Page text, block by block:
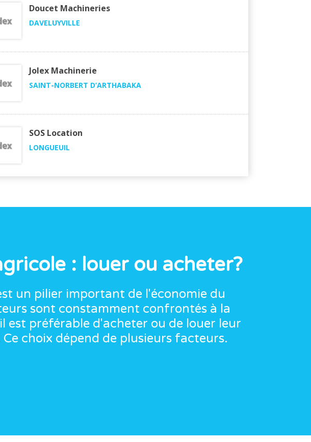
Doucet Machineries
DAVELUYVILLE
Jolex Machinerie
SAINT-NORBERT D’ARTHABAKA
SOS Location
LONGUEUIL
: louer ou acheter?
un pilier important de l'économie du
sont constamment confrontés à la
est préférable d'acheter ou de louer leur
choix dépend de plusieurs facteurs.